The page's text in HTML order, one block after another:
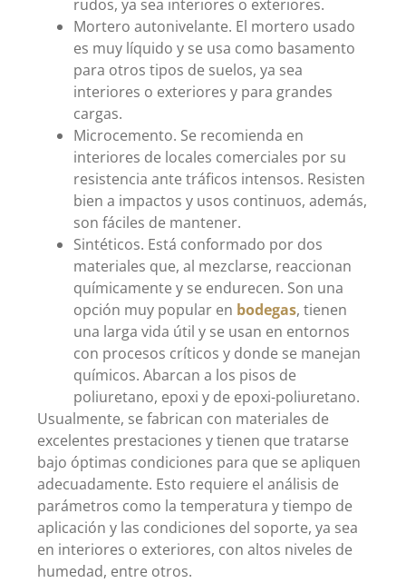
rudos, ya sea interiores o exteriores.
Mortero autonivelante. El mortero usado
es muy líquido y se usa como basamento
para otros tipos de suelos, ya sea
interiores o exteriores y para grandes
cargas.
Microcemento. Se recomienda en
interiores de locales comerciales por su
resistencia ante tráficos intensos. Resisten
bien a impactos y usos continuos, además,
son fáciles de mantener.
Sintéticos. Está conformado por dos
materiales que, al mezclarse, reaccionan
químicamente y se endurecen. Son una
opción muy popular en bodegas, tienen
una larga vida útil y se usan en entornos
con procesos críticos y donde se manejan
químicos. Abarcan a los pisos de
poliuretano, epoxi y de epoxi-poliuretano.
Usualmente, se fabrican con materiales de
excelentes prestaciones y tienen que tratarse
bajo óptimas condiciones para que se apliquen
adecuadamente. Esto requiere el análisis de
parámetros como la temperatura y tiempo de
aplicación y las condiciones del soporte, ya sea
en interiores o exteriores, con altos niveles de
humedad, entre otros.